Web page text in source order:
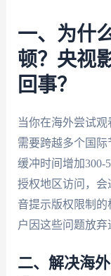
一、为什
顿？央视
回事？
当你在海外尝试
需要跨越多个国
缓冲时间增加300-
授权地区访问，会
音提示版权限制的
户因这些问题放弃
二、解决海